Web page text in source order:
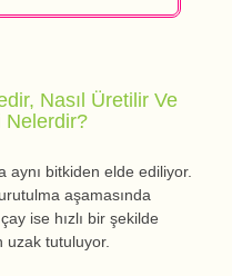
Nasıl Üretilir Ve
Nelerdir?
aynı bitkiden elde ediliyor.
aşamasında
ise hızlı bir şekilde
uzak tutuluyor.